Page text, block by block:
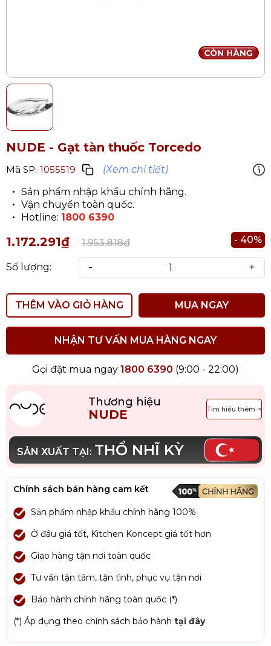
NUDE - Gạt tàn thuốc Torcedo
Mã SP: 1055519
(Xem chi tiết)
Sản phẩm nhập khẩu chính hãng.
Vận chuyển toàn quốc.
Hotline: 1800 6390
1.172.291₫ 1.953.818₫ - 40%
Số lượng: - +
THÊM VÀO GIỎ HÀNG MUA NGAY
NHẬN TƯ VẤN MUA HÀNG NGAY
Gọi đặt mua ngay 1800 6390 (9:00 - 22:00)
Thương hiệu
NUDE Tìm hiểu thêm >
SẢN XUẤT TẠI: THỔ NHĨ KỲ
Chính sách bán hàng cam kết
Sản phẩm nhập khẩu chính hãng 100%
Ở đâu giá tốt, Kitchen Koncept giá tốt hơn
Giao hàng tận nơi toàn quốc
Tư vấn tận tâm, tận tình, phục vụ tận nơi
Bảo hành chính hãng toàn quốc (*)
(*) Áp dụng theo chính sách bảo hành tại đây